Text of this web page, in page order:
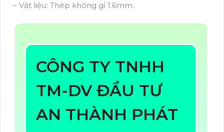
– Vật liệu: Thép không gỉ 1.6mm.
CÔNG TY TNHH
TM-DV ĐẦU TƯ
AN THÀNH PHÁT